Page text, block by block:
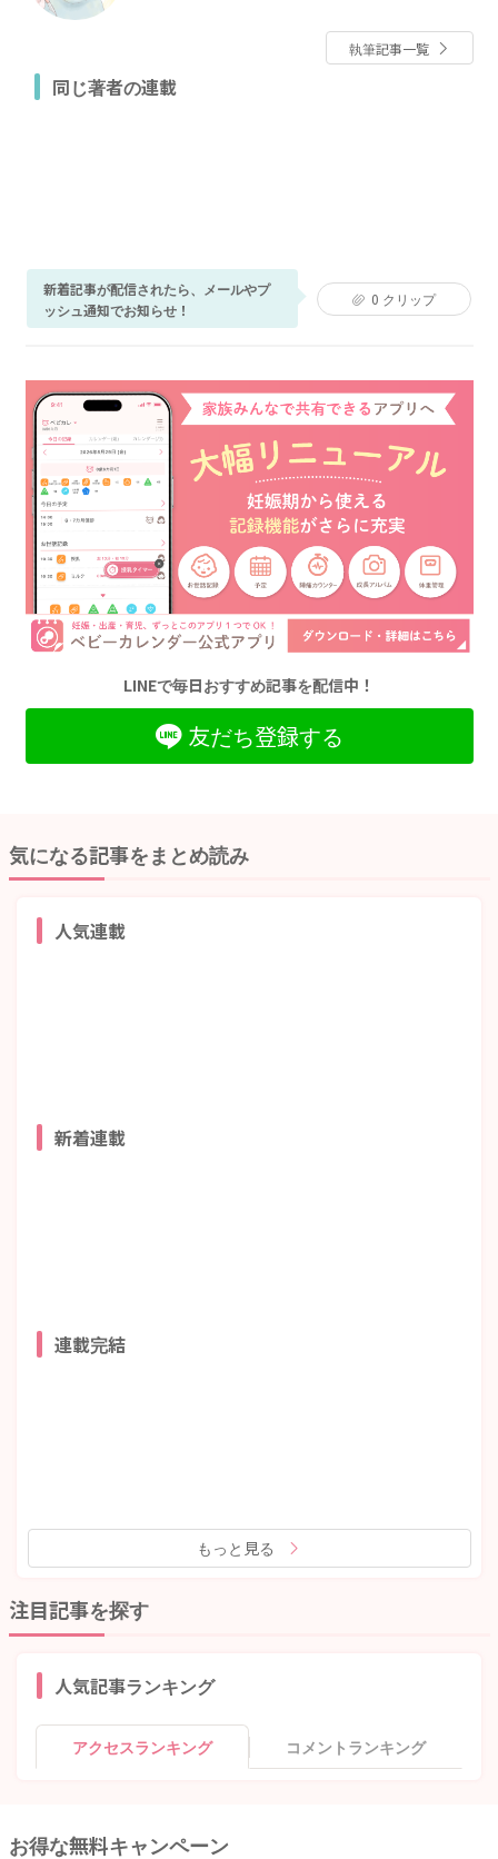
執筆記事一覧
同じ著者の連載
新着記事が配信されたら、メールやプ
ッシュ通知でお知らせ！
0 クリップ
LINEで毎日おすすめ記事を配信中！
友だち登録する
気になる記事をまとめ読み
人気連載
新着連載
連載完結
もっと見る
注目記事を探す
人気記事ランキング
アクセスランキング コメントランキング
お得な無料キャンペーン